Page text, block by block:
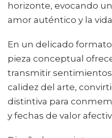
horizonte, evocando
amor auténtico y la
En un delicado formato
pieza conceptual
transmitir
calidez del arte,
distintiva para
y fechas de valor